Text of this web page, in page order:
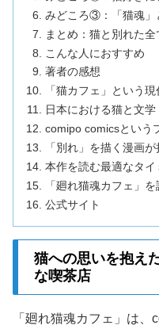
みどころ③：「猫魂」
まとめ：猫と別れた
こんな人におすすめ
著者の感想
「猫カフェ」という
日本における猫と文
comipo comicsという
「別れ」を描く漫画
本作を読む最適なタ
「廻れ猫魂カフェ」
公式サイト
猫への思いを抱え
な喫茶店
「廻れ猫魂カフェ」は